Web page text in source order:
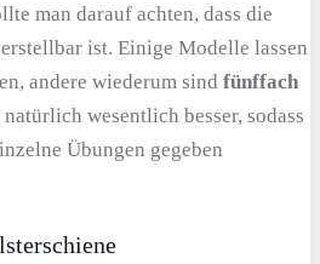
man darauf achten, dass die
ist. Einige Modelle lassen
andere wiederum sind fünffach
wesentlich besser, sodass
Übungen gegeben